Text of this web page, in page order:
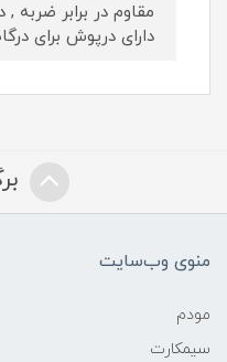
مقاوم در برابر
دارای درپوش برای
منوی وب‌سایت
مودم
سیمکارت